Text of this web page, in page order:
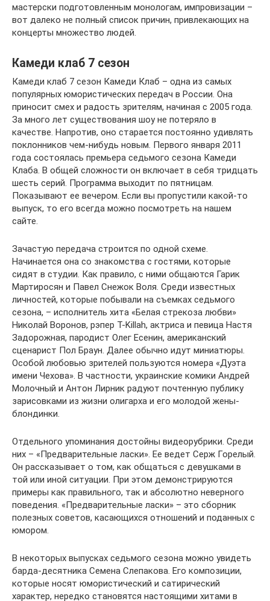
мастерски подготовленным монологам, импровизации –
вот далеко не полный список причин, привлекающих на
концерты множество людей.
Камеди клаб 7 сезон
Камеди клаб 7 сезон Камеди Клаб – одна из самых
популярных юмористических передач в России. Она
приносит смех и радость зрителям, начиная с 2005 года.
За много лет существования шоу не потеряло в
качестве. Напротив, оно старается постоянно удивлять
поклонников чем-нибудь новым. Первого января 2011
года состоялась премьера седьмого сезона Камеди
Клаба. В общей сложности он включает в себя тридцать
шесть серий. Программа выходит по пятницам.
Показывают ее вечером. Если вы пропустили какой-то
выпуск, то его всегда можно посмотреть на нашем
сайте.
Зачастую передача строится по одной схеме.
Начинается она со знакомства с гостями, которые
сидят в студии. Как правило, с ними общаются Гарик
Мартиросян и Павел Снежок Воля. Среди известных
личностей, которые побывали на съемках седьмого
сезона, – исполнитель хита «Белая стрекоза любви»
Николай Воронов, рэпер T-Killah, актриса и певица Настя
Задорожная, пародист Олег Есенин, американский
сценарист Пол Браун. Далее обычно идут миниатюры.
Особой любовью зрителей пользуются номера «Дуэта
имени Чехова». В частности, украинские комики Андрей
Молочный и Антон Лирник радуют почтенную публику
зарисовками из жизни олигарха и его молодой жены-
блондинки.
Отдельного упоминания достойны видеорубрики. Среди
них – «Предварительные ласки». Ее ведет Серж Горелый.
Он рассказывает о том, как общаться с девушками в
той или иной ситуации. При этом демонстрируются
примеры как правильного, так и абсолютно неверного
поведения. «Предварительные ласки» – это сборник
полезных советов, касающихся отношений и поданных с
юмором.
В некоторых выпусках седьмого сезона можно увидеть
барда-десятника Семена Слепакова. Его композиции,
которые носят юмористический и сатирический
характер, нередко становятся настоящими хитами в